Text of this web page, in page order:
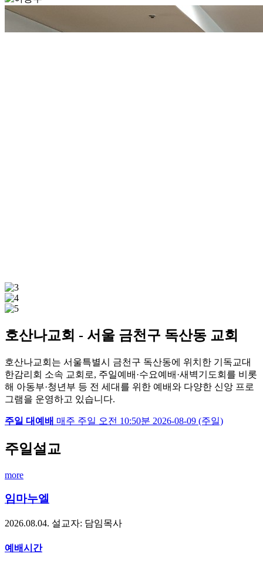
호산나교회 - 서울 금천구 독산동 교회
호산나교회는 서울특별시 금천구 독산동에 위치한 기독교대
한감리회 소속 교회로, 주일예배·수요예배·새벽기도회를 비롯
해 아동부·청년부 등 전 세대를 위한 예배와 다양한 신앙 프로
그램을 운영하고 있습니다.
주일 대예배 매주 주일 오전 10:50분 2026-08-09 (주일)
주일설교
more
임마누엘
2026.08.04. 설교자: 담임목사
예배시간